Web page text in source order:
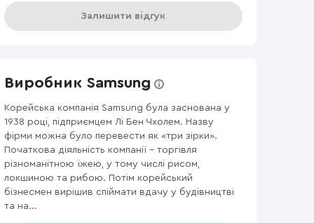
Залишити відгук
Виробник Samsung
Корейська компанія Samsung була заснована у
1938 році, підприємцем Лі Бен Чхолем. Назву
фірми можна було перевести як «три зірки».
Початкова діяльність компанії – торгівля
різноманітною їжею, у тому числі рисом,
локшиною та рибою. Потім корейський
бізнесмен вирішив спіймати вдачу у будівництві
та на...